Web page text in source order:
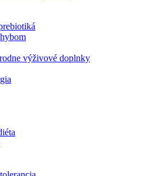
výživové doplnky